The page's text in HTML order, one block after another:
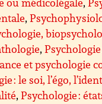
,
,
et psychologie
: le soi, l’égo,
,Psychologie :